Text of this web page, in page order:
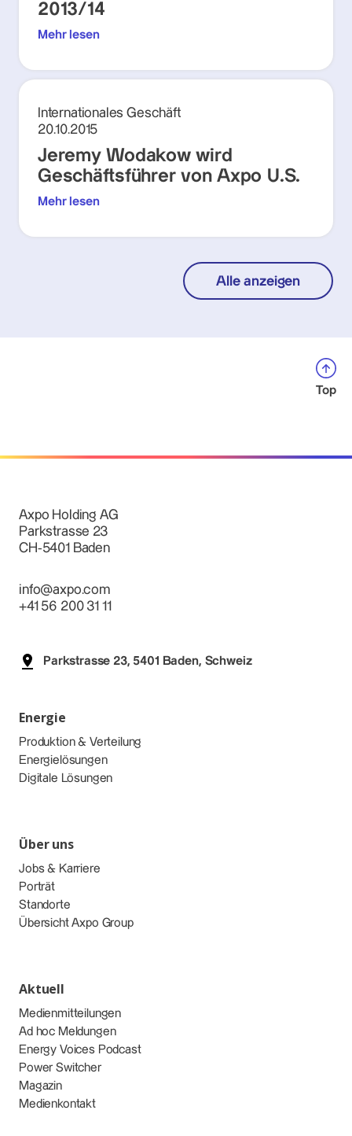
2013/14
Mehr lesen
Internationales Geschäft
20.10.2015
Jeremy Wodakow wird
Geschäftsführer von Axpo U.S.
Mehr lesen
Alle anzeigen
Top
Axpo Holding AG
Parkstrasse 23
CH-5401 Baden
info@axpo.com
+41 56 200 31 11
Parkstrasse 23, 5401 Baden, Schweiz
Energie
Produktion & Verteilung
Energielösungen
Digitale Lösungen
Über uns
Jobs & Karriere
Porträt
Standorte
Übersicht Axpo Group
Aktuell
Medienmitteilungen
Ad hoc Meldungen
Energy Voices Podcast
Power Switcher
Magazin
Medienkontakt